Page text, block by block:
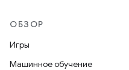
ОБЗОР
Игры
Машинное обучение